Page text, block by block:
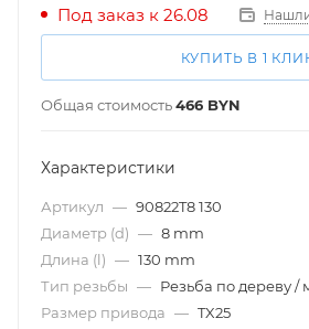
Под заказ к 26.08
КУПИТЬ В 1
Общая стоимость466 BYN
Характеристики
Артикул — 90822T8 130
Диаметр (d) — 8 mm
Длина (l) — 130 mm
Тип резьбы — Резьба по дереву /
Размер привода — TX25